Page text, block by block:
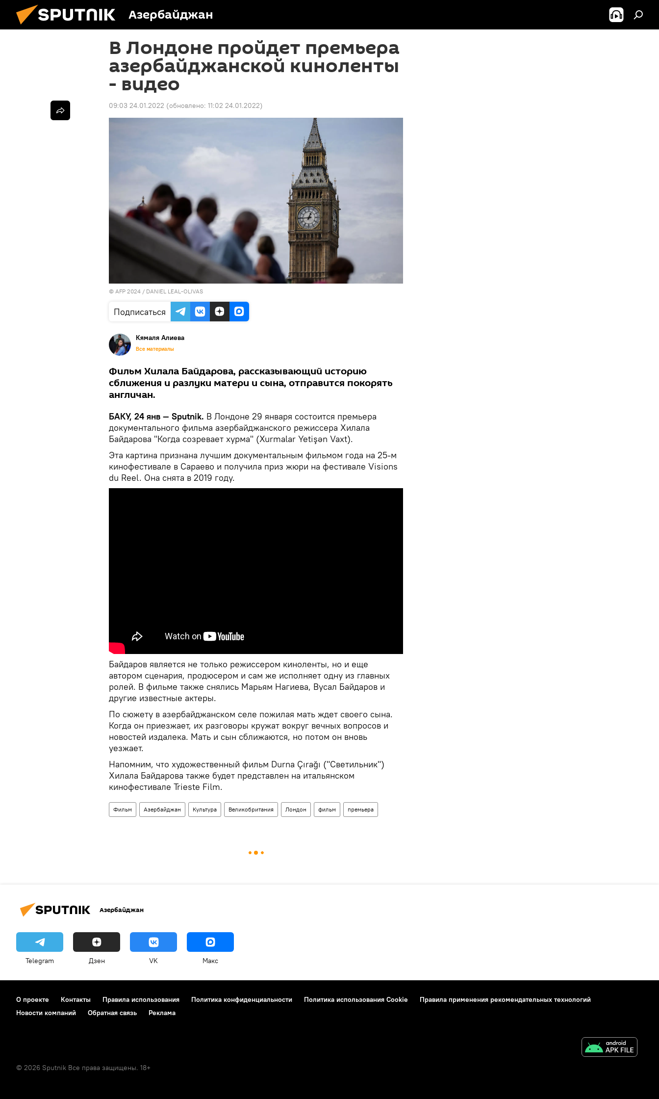
Азербайджан
В Лондоне пройдет премьера
азербайджанской киноленты
- видео
09:03 24.01.2022 (обновлено: 11:02 24.01.2022)
© AFP 2024 / DANIEL LEAL-OLIVAS
Подписаться
Кямаля Алиева
Все материалы
Фильм Хилала Байдарова, рассказывающий историю
сближения и разлуки матери и сына, отправится покорять
англичан.
БАКУ, 24 янв — Sputnik. В Лондоне 29 января состоится премьера
документального фильма азербайджанского режиссера Хилала
Байдарова "Когда созревает хурма" (Xurmalar Yetişən Vaxt).
Эта картина признана лучшим документальным фильмом года на 25-м
кинофестивале в Сараево и получила приз жюри на фестивале Visions
du Reel. Она снята в 2019 году.
Байдаров является не только режиссером киноленты, но и еще
автором сценария, продюсером и сам же исполняет одну из главных
ролей. В фильме также снялись Марьям Нагиева, Вусал Байдаров и
другие известные актеры.
По сюжету в азербайджанском селе пожилая мать ждет своего сына.
Когда он приезжает, их разговоры кружат вокруг вечных вопросов и
новостей издалека. Мать и сын сближаются, но потом он вновь
уезжает.
Напомним, что художественный фильм Durna Çırağı ("Светильник")
Хилала Байдарова также будет представлен на итальянском
кинофестивале Trieste Film.
Фильм Азербайджан Культура Великобритания Лондон фильм премьера
Азербайджан
Telegram Дзен VK Макс
О проекте Контакты Правила использования Политика конфиденциальности Политика использования Cookie
Правила применения рекомендательных технологий
Новости компаний
Обратная связь Реклама
© 2026 Sputnik Все права защищены. 18+